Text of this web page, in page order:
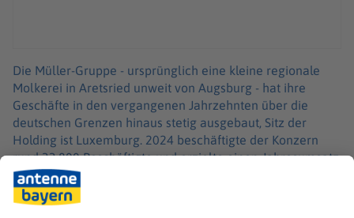
Die Müller-Gruppe - ursprünglich eine kleine regionale
Molkerei in Aretsried unweit von Augsburg - hat ihre
Geschäfte in den vergangenen Jahrzehnten über die
deutschen Grenzen hinaus stetig ausgebaut, Sitz der
Holding ist Luxemburg. 2024 beschäftigte der Konzern
rund 33.800 Beschäftigte und erzielte einen Jahresumsatz
von 9,5 Milliarden Euro, die Produkte gehen demnach in
gut 80 Länder. Neben den unter dem Namen Müller
vertriebenen Produkten gehören weitere Marken dazu